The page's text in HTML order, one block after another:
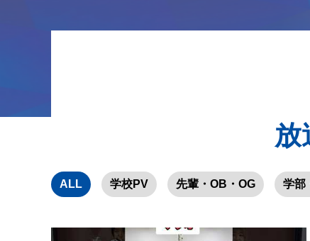
放
ALL 学校PV 先輩・OB・OG 学部